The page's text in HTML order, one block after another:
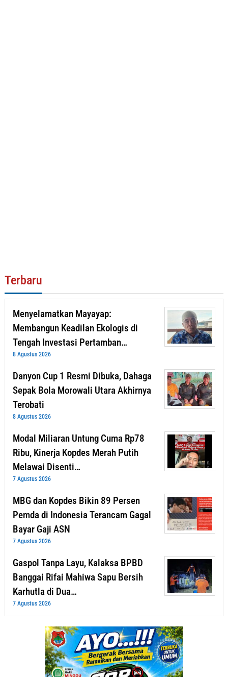
Terbaru
Menyelamatkan Mayayap:
Membangun Keadilan Ekologis di
Tengah Investasi Pertamban…
8 Agustus 2026
Danyon Cup 1 Resmi Dibuka, Dahaga
Sepak Bola Morowali Utara Akhirnya
Terobati
8 Agustus 2026
Modal Miliaran Untung Cuma Rp78
Ribu, Kinerja Kopdes Merah Putih
Melawai Disenti…
7 Agustus 2026
MBG dan Kopdes Bikin 89 Persen
Pemda di Indonesia Terancam Gagal
Bayar Gaji ASN
7 Agustus 2026
Gaspol Tanpa Layu, Kalaksa BPBD
Banggai Rifai Mahiwa Sapu Bersih
Karhutla di Dua…
7 Agustus 2026